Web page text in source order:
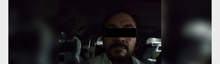
Que el IPEJAL encabece la lista de deudores en Jalisco